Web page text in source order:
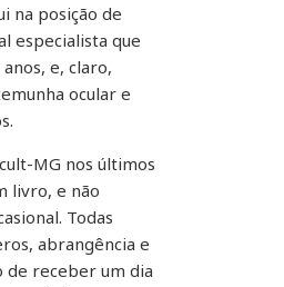
na posição de
especialista que
e, claro,
ocular e
MG nos últimos
livro, e não
Todas
abrangência e
de receber um dia